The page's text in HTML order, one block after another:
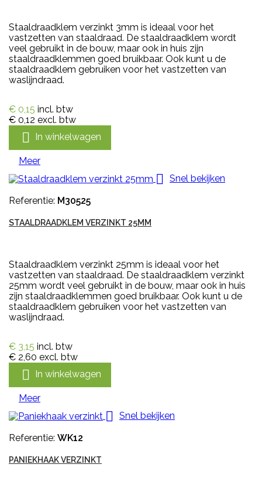
Staaldraadklem verzinkt 3mm is ideaal voor het
vastzetten van staaldraad. De staaldraadklem wordt
veel gebruikt in de bouw, maar ook in huis zijn
staaldraadklemmen goed bruikbaar. Ook kunt u de
staaldraadklem gebruiken voor het vastzetten van
waslijndraad.
€ 0,15 incl. btw
€ 0,12 excl. btw
 In winkelwagen
Meer
 Snel bekijken
Referentie: M30525
STAALDRAADKLEM VERZINKT 25MM
Staaldraadklem verzinkt 25mm is ideaal voor het
vastzetten van staaldraad. De staaldraadklem verzinkt
25mm wordt veel gebruikt in de bouw, maar ook in huis
zijn staaldraadklemmen goed bruikbaar. Ook kunt u de
staaldraadklem gebruiken voor het vastzetten van
waslijndraad.
€ 3,15 incl. btw
€ 2,60 excl. btw
 In winkelwagen
Meer
 Snel bekijken
Referentie: WK12
PANIEKHAAK VERZINKT